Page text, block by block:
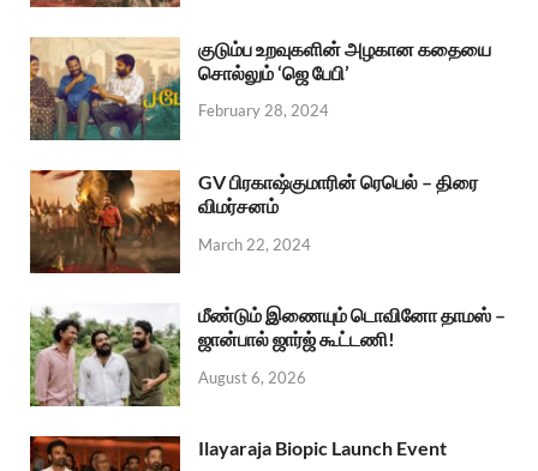
குடும்ப உறவுகளின் அழகான கதையை
சொல்லும் ‘ஜெ பேபி’
February 28, 2024
GV பிரகாஷ்குமாரின் ரெபெல் – திரை
விமர்சனம்
March 22, 2024
மீண்டும் இணையும் டொவினோ தாமஸ் –
ஜான்பால் ஜார்ஜ் கூட்டணி!
August 6, 2026
Ilayaraja Biopic Launch Event